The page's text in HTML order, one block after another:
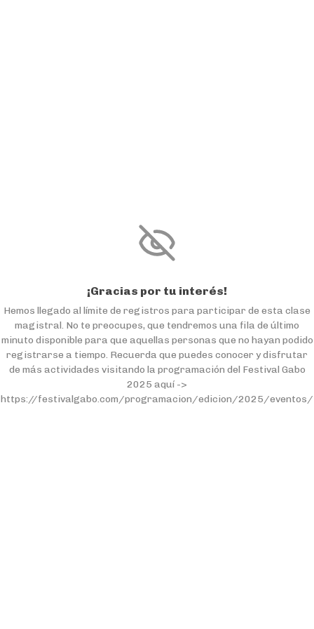
¡Gracias por tu interés!
Hemos llegado al límite de registros para participar de esta clase
magistral. No te preocupes, que tendremos una fila de último
minuto disponible para que aquellas personas que no hayan podido
registrarse a tiempo. Recuerda que puedes conocer y disfrutar
de más actividades visitando la programación del Festival Gabo
2025 aquí ->
https://festivalgabo.com/programacion/edicion/2025/eventos/